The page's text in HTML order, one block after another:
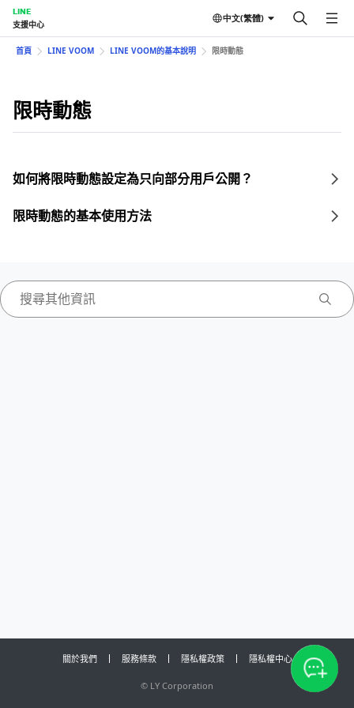
LINE
支援中心
中文(繁體)
首頁 LINE VOOM LINE VOOM的基本說明 限時動態
限時動態
如何將限時動態設定為只向部分用戶公開？
限時動態的基本使用方法
關於我們 服務條款 隱私權政策 隱私權中心
© LY Corporation